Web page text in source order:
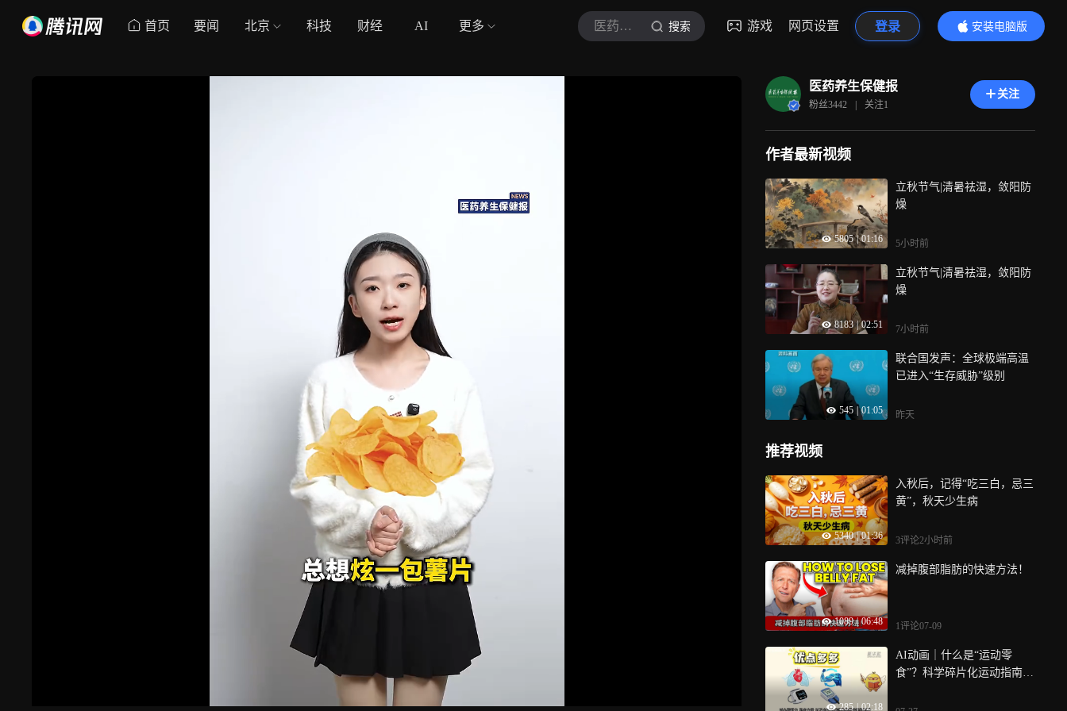
首页 要闻 北京 科技 财经 AI 更多 医药养生保健报 搜索 游戏 网页设置 登录
安装电脑版
内容更精彩
医药养生保健报
粉丝3442 | 关注1
关注
作者最新视频
5805 | 01:16
立秋节气|清暑祛湿，敛阳防
燥
5小时前
8183 | 02:51
立秋节气|清暑祛湿，敛阳防
燥
7小时前
545 01:05
联合国发声：全球极端高温
已进入“生存威胁”级别
昨天
推荐视频
5340 | 01:36
入秋后，记得“吃三白，忌三
黄”，秋天少生病
3评论2小时前
1089 | 06:48
减掉腹部脂肪的快速方法！
1评论07-09
285 | 02:18
AI动画｜什么是“运动零
食”？科学碎片化运动指南来